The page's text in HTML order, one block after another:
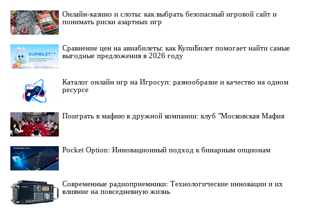
Онлайн-казино и слоты: как выбрать безопасный игровой сайт и
понимать риски азартных игр
Сравнение цен на авиабилеты: как КупиБилет помогает найти самые
выгодные предложения в 2026 году
Каталог онлайн игр на Игросуп: разнообразие и качество на одном
ресурсе
Поиграть в мафию в дружной компании: клуб "Московская Мафия
Pocket Option: Инновационный подход к бинарным опционам
Современные радиоприемники: Технологические инновации и их
влияние на повседневную жизнь